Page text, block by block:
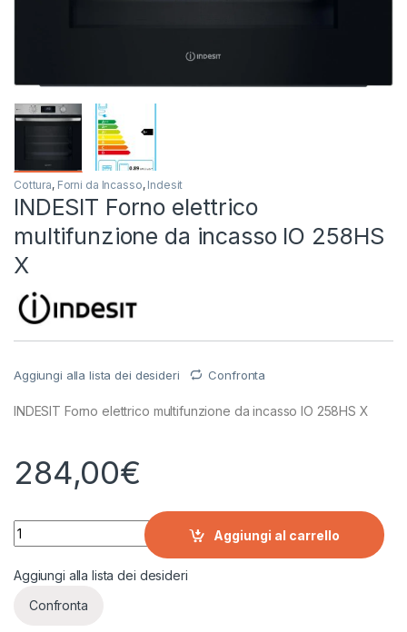
Cottura, Forni da Incasso, Indesit
INDESIT Forno elettrico
multifunzione da incasso IO 258HS
X
Aggiungi alla lista dei desideri Confronta
INDESIT Forno elettrico multifunzione da incasso IO 258HS X
284,00€
INDESIT Forno elettrico multifunzione da incasso IO 258HS
Aggiungi al carrello
Aggiungi alla lista dei desideri
Confronta